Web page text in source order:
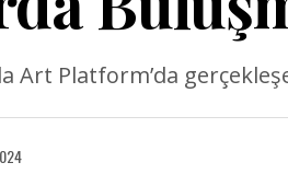
Art Platform’da